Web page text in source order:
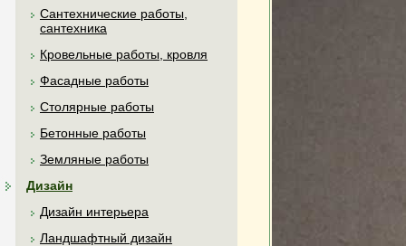
Сантехнические работы,
сантехника
Кровельные работы, кровля
Фасадные работы
Столярные работы
Бетонные работы
Земляные работы
Дизайн
Дизайн интерьера
Ландшафтный дизайн